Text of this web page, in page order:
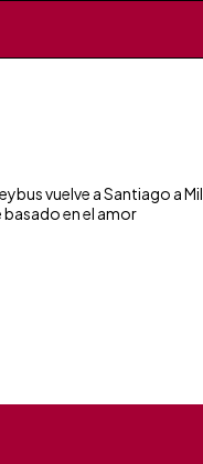
vuelve a Santiago a Mil
en el amor